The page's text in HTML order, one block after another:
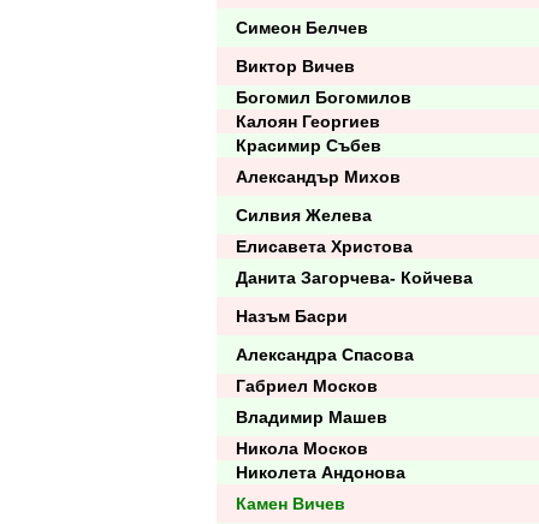
Симеон Белчев
Виктор Вичев
Богомил Богомилов
Калоян Георгиев
Красимир Събев
Александър Михов
Силвия Желева
Елисавета Христова
Данита Загорчева- Койчева
Назъм Басри
Александра Спасова
Габриел Москов
Владимир Машев
Никола Москов
Николета Андонова
Камен Вичев